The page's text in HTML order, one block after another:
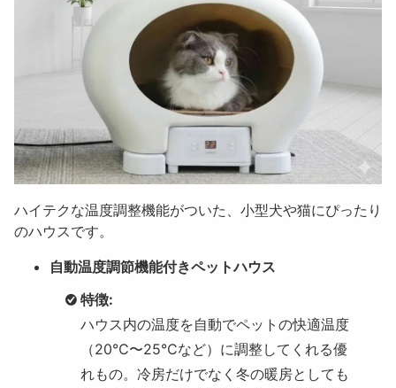
ハイテクな温度調整機能がついた、小型犬や猫にぴったり
のハウスです。
自動温度調節機能付きペットハウス
特徴:
ハウス内の温度を自動でペットの快適温度
（20℃〜25℃など）に調整してくれる優
れもの。冷房だけでなく冬の暖房としても